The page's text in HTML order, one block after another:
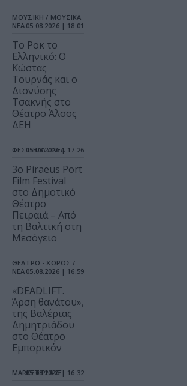
ΜΟΥΣΙΚΗ / ΜΟΥΣΙΚΑ
ΝΕΑ 05.08.2026 | 18.01
Το Ροκ το
Ελληνικό: Ο
Κώστας
Τουρνάς και ο
Διονύσης
Τσακνής στο
Θέατρο Άλσος
ΔΕΗ
ΦΕΣΤΙΒΑΛ / ΝΕΑ
05.08.2026 | 17.26
3o Piraeus Port
Film Festival
στο Δημοτικό
Θέατρο
Πειραιά – Από
τη Βαλτική στη
Μεσόγειο
ΘΕΑΤΡΟ - ΧΟΡΟΣ /
ΝΕΑ 05.08.2026 | 16.59
«DEADLIFT.
Άρση θανάτου»,
της Βαλέριας
Δημητριάδου
στο Θέατρο
Εμπορικόν
MARKET PLACE
05.08.2026 | 16.32